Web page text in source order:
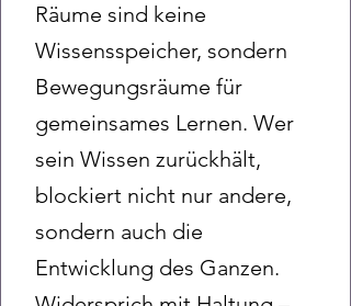
Räume sind keine
Wissensspeicher, sondern
Bewegungsräume für
gemeinsames Lernen. Wer
sein Wissen zurückhält,
blockiert nicht nur andere,
sondern auch die
Entwicklung des Ganzen.